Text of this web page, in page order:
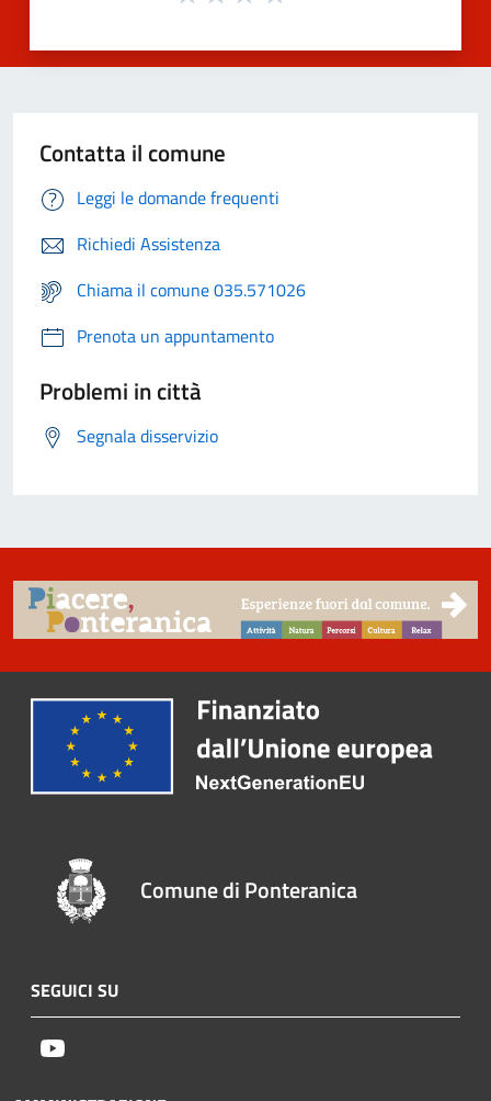
Contatta il comune
Leggi le domande frequenti
Richiedi Assistenza
Chiama il comune 035.571026
Prenota un appuntamento
Problemi in città
Segnala disservizio
Comune di Ponteranica
SEGUICI SU